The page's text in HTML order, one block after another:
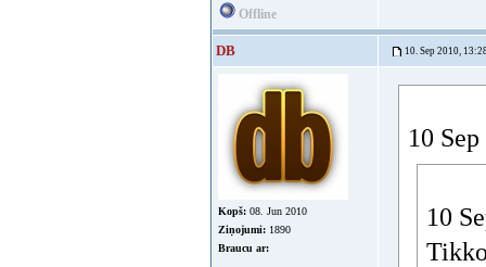
Offline
DB 10. Sep 2010,
Kopš: 08. Jun 2010
Ziņojumi: 1890
Braucu ar:
10
10